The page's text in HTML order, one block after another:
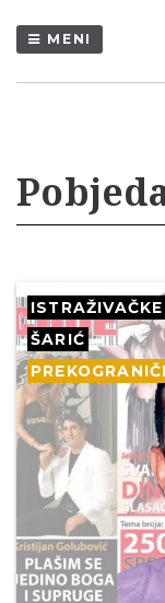
MENI
ISTRAŽIVAČKE
ŠARIĆ